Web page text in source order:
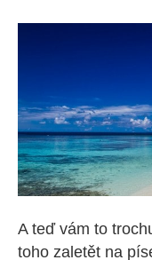
A teď vám to
toho zaletět na